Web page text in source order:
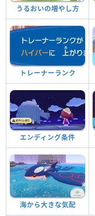
うるおいの増やし方
トレーナーランク
エンディング条件
海から大きな気配